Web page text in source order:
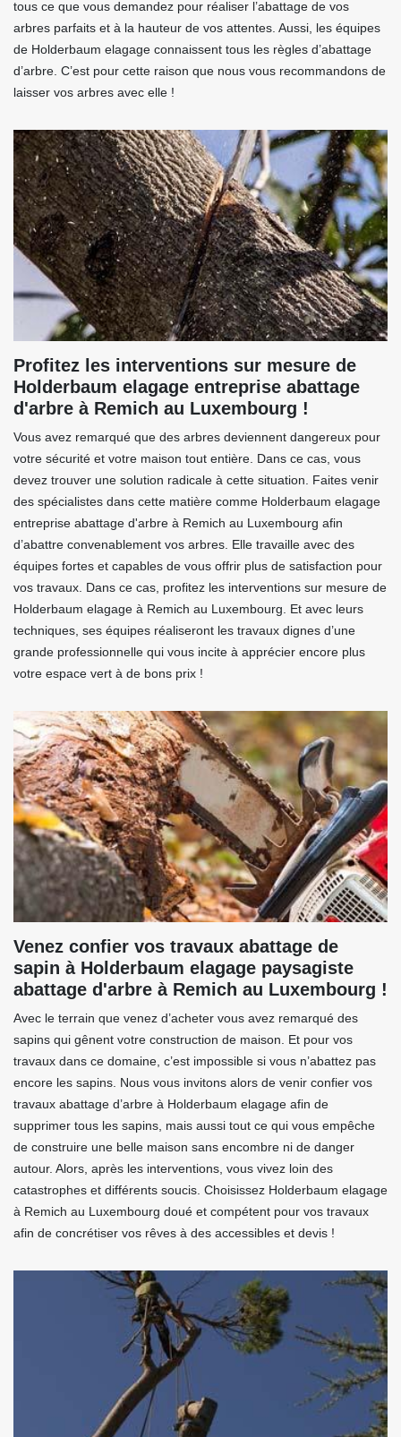
tous ce que vous demandez pour réaliser l’abattage de vos
arbres parfaits et à la hauteur de vos attentes. Aussi, les équipes
de Holderbaum elagage connaissent tous les règles d’abattage
d’arbre. C’est pour cette raison que nous vous recommandons de
laisser vos arbres avec elle !
Profitez les interventions sur mesure de
Holderbaum elagage entreprise abattage
d'arbre à Remich au Luxembourg !
Vous avez remarqué que des arbres deviennent dangereux pour
votre sécurité et votre maison tout entière. Dans ce cas, vous
devez trouver une solution radicale à cette situation. Faites venir
des spécialistes dans cette matière comme Holderbaum elagage
entreprise abattage d'arbre à Remich au Luxembourg afin
d’abattre convenablement vos arbres. Elle travaille avec des
équipes fortes et capables de vous offrir plus de satisfaction pour
vos travaux. Dans ce cas, profitez les interventions sur mesure de
Holderbaum elagage à Remich au Luxembourg. Et avec leurs
techniques, ses équipes réaliseront les travaux dignes d’une
grande professionnelle qui vous incite à apprécier encore plus
votre espace vert à de bons prix !
Venez confier vos travaux abattage de
sapin à Holderbaum elagage paysagiste
abattage d'arbre à Remich au Luxembourg !
Avec le terrain que venez d’acheter vous avez remarqué des
sapins qui gênent votre construction de maison. Et pour vos
travaux dans ce domaine, c’est impossible si vous n’abattez pas
encore les sapins. Nous vous invitons alors de venir confier vos
travaux abattage d’arbre à Holderbaum elagage afin de
supprimer tous les sapins, mais aussi tout ce qui vous empêche
de construire une belle maison sans encombre ni de danger
autour. Alors, après les interventions, vous vivez loin des
catastrophes et différents soucis. Choisissez Holderbaum elagage
à Remich au Luxembourg doué et compétent pour vos travaux
afin de concrétiser vos rêves à des accessibles et devis !